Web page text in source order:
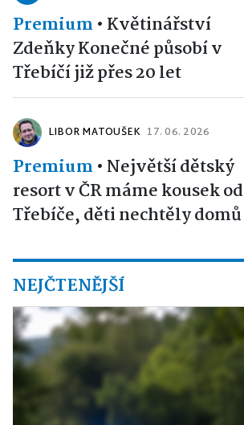
Premium • Květinářství
Zdeňky Konečné působí v
Třebíčí již přes 20 let
LIBOR MATOUŠEK 17. 06. 2026
Premium • Největší dětský
resort v ČR máme kousek od
Třebíče, děti nechtěly domů
NEJČTENĚJŠÍ